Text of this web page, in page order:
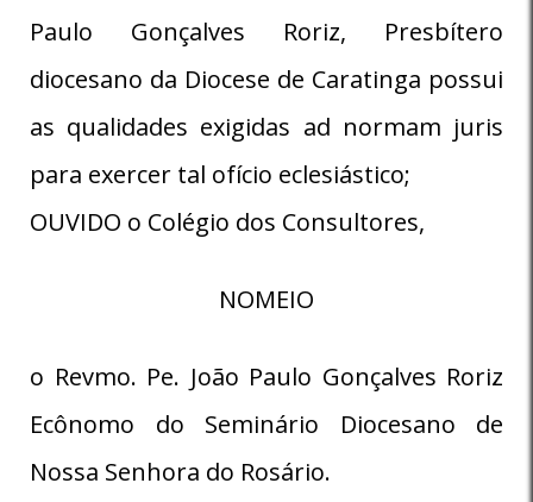
Paulo Gonçalves Roriz, Presbítero
diocesano da Diocese de Caratinga possui
as qualidades exigidas ad normam juris
para exercer tal ofício eclesiástico;
OUVIDO o Colégio dos Consultores,
NOMEIO
o Revmo. Pe. João Paulo Gonçalves Roriz
Ecônomo do Seminário Diocesano de
Nossa Senhora do Rosário.